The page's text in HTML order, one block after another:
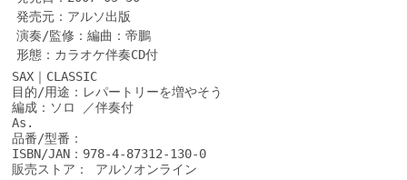
発売元：アルソ出版
演奏/監修：編曲：帝鵬
形態：カラオケ伴奏CD付
SAX｜CLASSIC
目的/用途：レパートリーを増やそう
編成：ソロ ／伴奏付
As.
品番/型番：
ISBN/JAN：978-4-87312-130-0
販売ストア： アルソオンライン